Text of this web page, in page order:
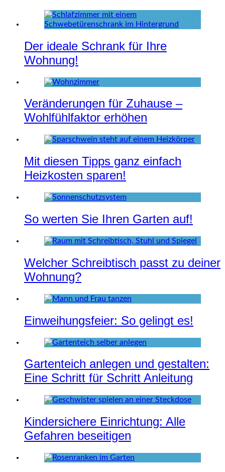
Der ideale Schrank für Ihre
Wohnung!
Veränderungen für Zuhause –
Wohlfühlfaktor erhöhen
Mit diesen Tipps ganz einfach
Heizkosten sparen!
So werten Sie Ihren Garten auf!
Welcher Schreibtisch passt zu deiner
Wohnung?
Einweihungsfeier: So gelingt es!
Gartenteich anlegen und gestalten:
Eine Schritt für Schritt Anleitung
Kindersichere Einrichtung: Alle
Gefahren beseitigen